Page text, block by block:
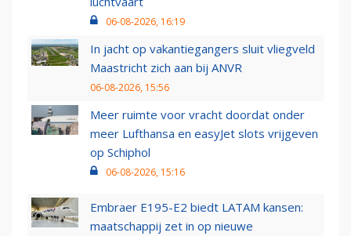
06-08-2026, 16:19
In jacht op vakantiegangers sluit vliegveld
Maastricht zich aan bij ANVR
06-08-2026, 15:56
Meer ruimte voor vracht doordat onder
meer Lufthansa en easyJet slots vrijgeven
op Schiphol
06-08-2026, 15:16
Embraer E195-E2 biedt LATAM kansen:
maatschappij zet in op nieuwe